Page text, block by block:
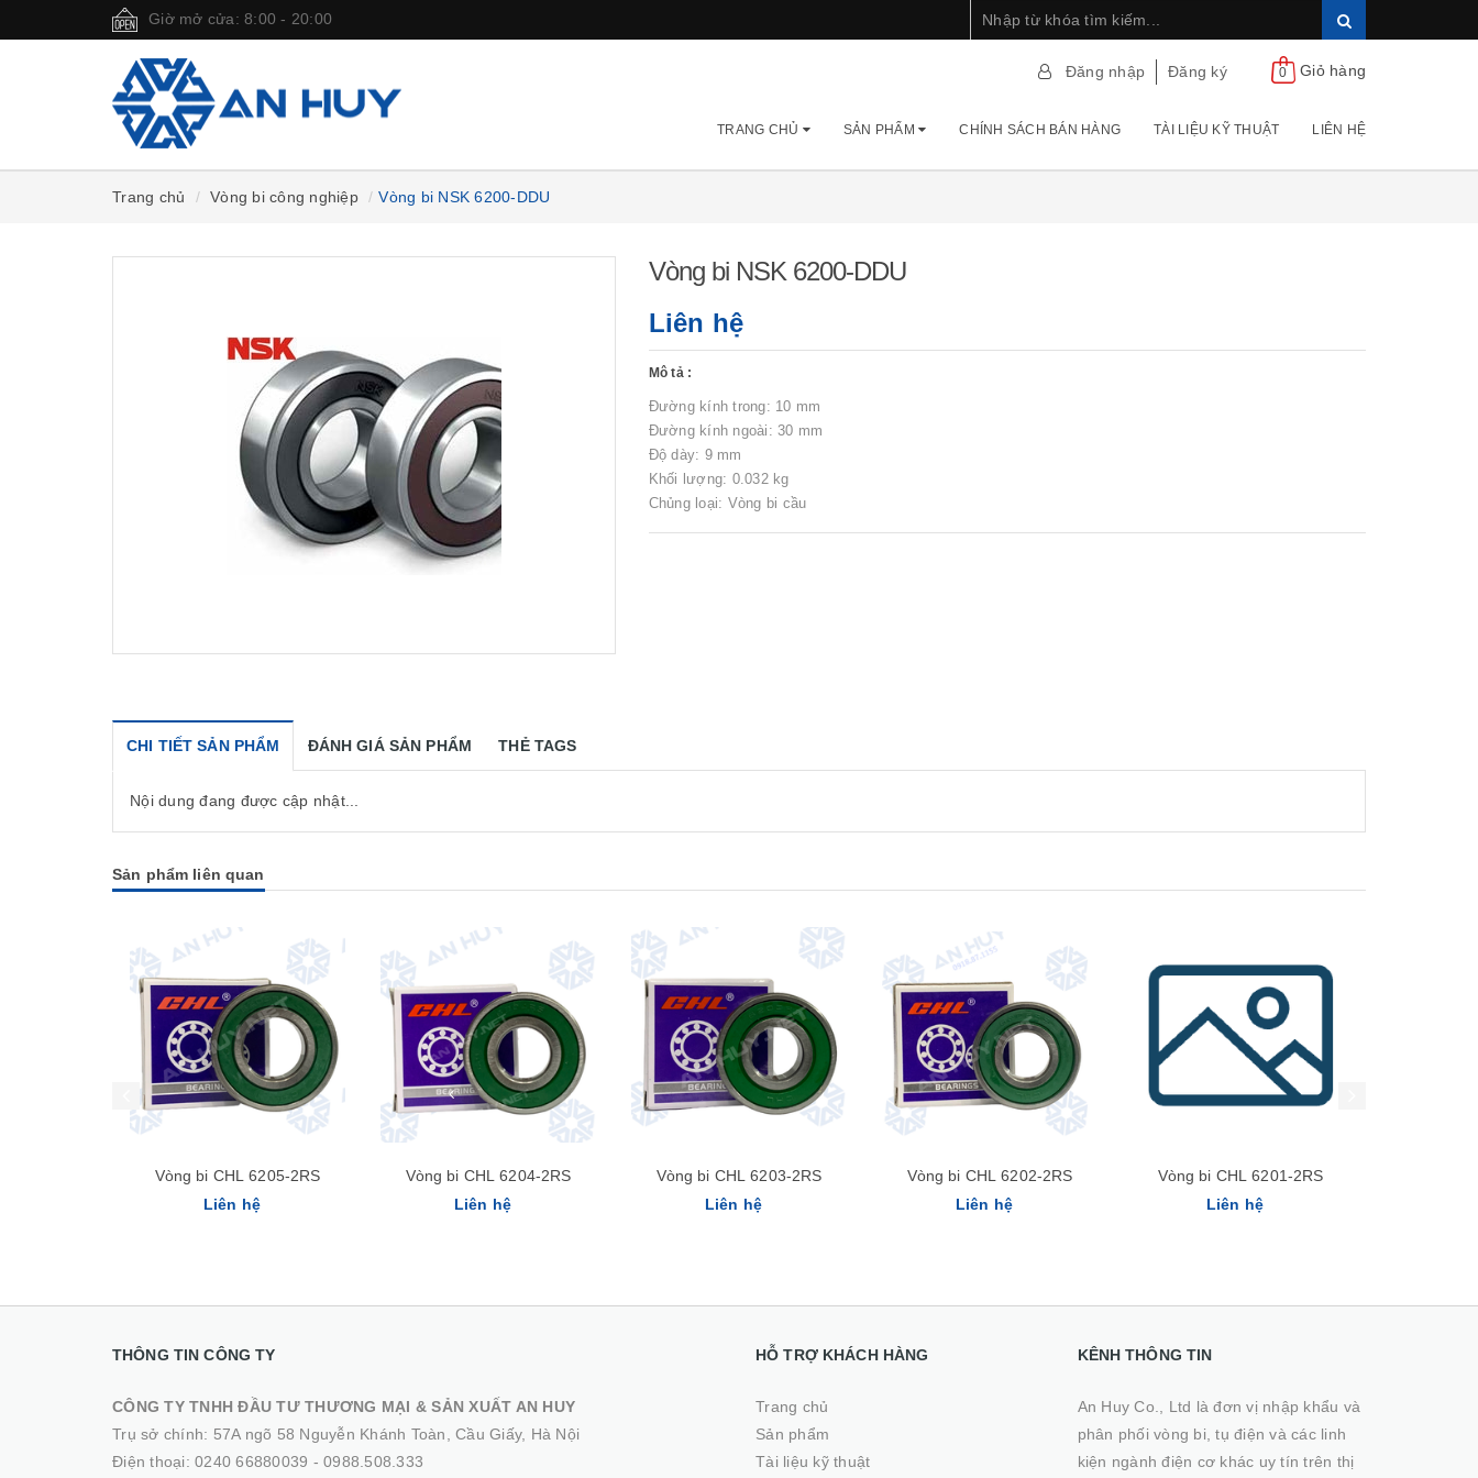
Giờ mở cửa: 8:00 - 20:00
Đăng nhập Đăng ký 0 Giỏ hàng
TRANG CHỦ SẢN PHẨM CHÍNH SÁCH BÁN HÀNG TÀI LIỆU KỸ THUẬT LIÊN HỆ
Trang chủ Vòng bi công nghiệp Vòng bi NSK 6200-DDU
Vòng bi NSK 6200-DDU
Liên hệ
Mô tả :
Đường kính trong: 10 mm
Đường kính ngoài: 30 mm
Độ dày: 9 mm
Khối lượng: 0.032 kg
Chủng loại: Vòng bi cầu
CHI TIẾT SẢN PHẨM ĐÁNH GIÁ SẢN PHẨM THẺ TAGS
Nội dung đang được cập nhật...
Sản phẩm liên quan
Xem nhanh
Vòng bi CHL 6205-2RS
Liên hệ
Xem nhanh
Vòng bi CHL 6204-2RS
Liên hệ
Xem nhanh
Vòng bi CHL 6203-2RS
Liên hệ
Vòng bi CHL 6202-2RS
Liên hệ
Vòng bi CHL 6201-2RS
Liên hệ
THÔNG TIN CÔNG TY
CÔNG TY TNHH ĐẦU TƯ THƯƠNG MẠI & SẢN XUẤT AN HUY
Trụ sở chính: 57A ngõ 58 Nguyễn Khánh Toàn, Cầu Giấy, Hà Nội
Điện thoại: 0240 66880039 - 0988.508.333
HỖ TRỢ KHÁCH HÀNG
Trang chủ
Sản phẩm
Tài liệu kỹ thuật
KÊNH THÔNG TIN
An Huy Co., Ltd là đơn vị nhập khẩu và
phân phối vòng bi, tụ điện và các linh
kiện ngành điện cơ khác uy tín trên thị